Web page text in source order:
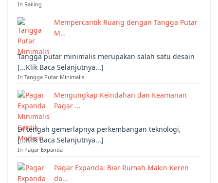
In Railing
Mempercantik Ruang dengan Tangga Putar
M…
Tangga putar minimalis merupakan salah satu desain
[...Klik Baca Selanjutnya...]
In Tangga Putar Minimalis
Mengungkap Keindahan dan Keamanan
Pagar …
Di tengah gemerlapnya perkembangan teknologi,
[...Klik Baca Selanjutnya...]
In Pagar Expanda
Pagar Expanda: Biar Rumah Makin Keren
da…